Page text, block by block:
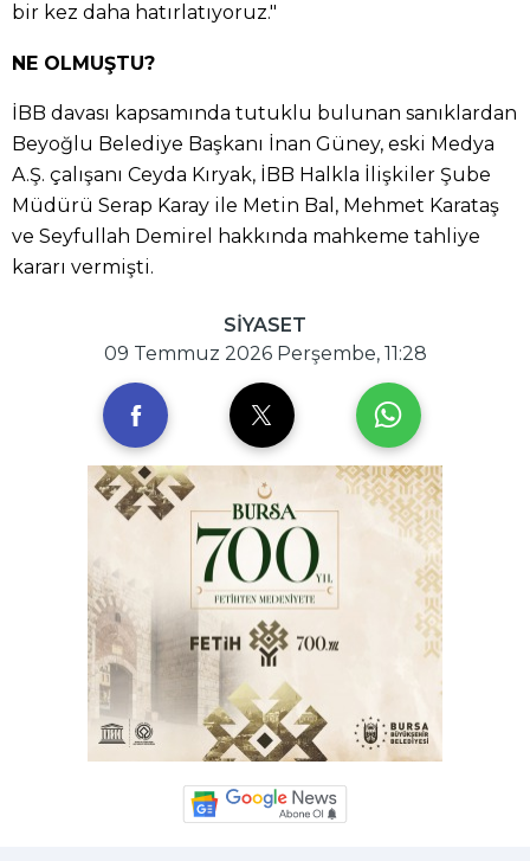
bir kez daha hatırlatıyoruz."
NE OLMUŞTU?
İBB davası kapsamında tutuklu bulunan sanıklardan
Beyoğlu Belediye Başkanı İnan Güney, eski Medya
A.Ş. çalışanı Ceyda Kıryak, İBB Halkla İlişkiler Şube
Müdürü Serap Karay ile Metin Bal, Mehmet Karataş
ve Seyfullah Demirel hakkında mahkeme tahliye
kararı vermişti.
SİYASET
09 Temmuz 2026 Perşembe, 11:28